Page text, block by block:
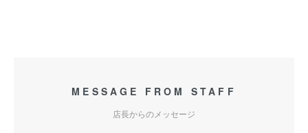
MESSAGE FROM STAFF
店長からのメッセージ